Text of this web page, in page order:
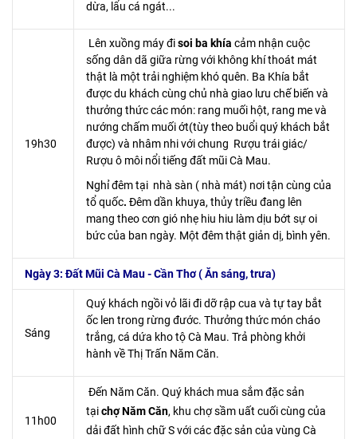
dừa, lẩu cá ngát...
19h30
Lên xuồng máy đisoi ba khía cảm nhận cuộc
sống dân dã giữa rừng với không khí thoát mát
thật là một trải nghiệm khó quên. Ba Khía bắt
được du khách cùng chủ nhà giao lưu chế biến và
thưởng thức các món: rang muối hột, rang me và
nướng chấm muối ớt(tùy theo buổi quý khách bắt
được) và nhâm nhi với chung Rượu trái giác/
Rượu ô môi nổi tiếng đất mũi Cà Mau.
Nghỉ đêm tại nhà sàn ( nhà mát) nơi tận cùng của
tổ quốc. Đêm dần khuya, thủy triều đang lên
mang theo cơn gió nhẹ hiu hiu làm dịu bớt sự oi
bức của ban ngày. Một đêm thật giản dị, bình yên.
Ngày 3: Đất Mũi Cà Mau - Cần Thơ ( Ăn sáng, trưa)
Sáng
Quý khách ngồi vỏ lãi đi dỡ rập cua và tự tay bắt
ốc len trong rừng đước. Thưởng thức món cháo
trắng, cá dứa kho tộ Cà Mau. Trả phòng khởi
hành về Thị Trấn Năm Căn.
11h00
Đến Năm Căn. Quý khách mua sắm đặc sản
tạichợ Năm Căn, khu chợ sầm uất cuối cùng của
dải đất hình chữ S với các đặc sản của vùng Cà